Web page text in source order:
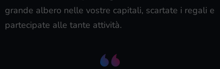
grande albero nelle vostre capitali, scartate i regali e
partecipate alle tante attività.